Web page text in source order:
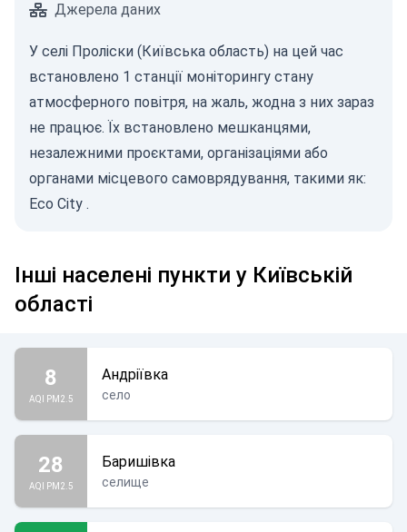
Джерела даних
У селі Проліски (Київська область) на цей час
встановлено 1 станції моніторингу стану
атмосферного повітря, на жаль, жодна з них зараз
не працює. Їх встановлено мешканцями,
незалежними проєктами, організаціями або
органами місцевого самоврядування, такими як:
Eco City .
Інші населені пункти у Київській
області
8
AQI PM2.5
Андріївка
село
28
AQI PM2.5
Баришівка
селище